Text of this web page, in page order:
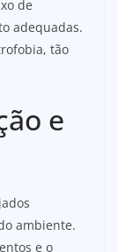
de
adequadas.
tão
e
ambiente.
e o